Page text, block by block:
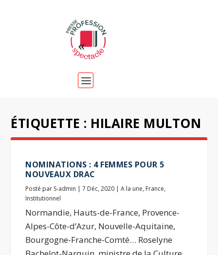
ÉTIQUETTE : HILAIRE MULTON
NOMINATIONS : 4 FEMMES POUR 5
NOUVEAUX DRAC
Posté par S-admin |7 Déc, 2020 |A la une, France,
Institutionnel
Normandie, Hauts-de-France, Provence-
Alpes-Côte-d’Azur, Nouvelle-Aquitaine,
Bourgogne-Franche-Comté… Roselyne